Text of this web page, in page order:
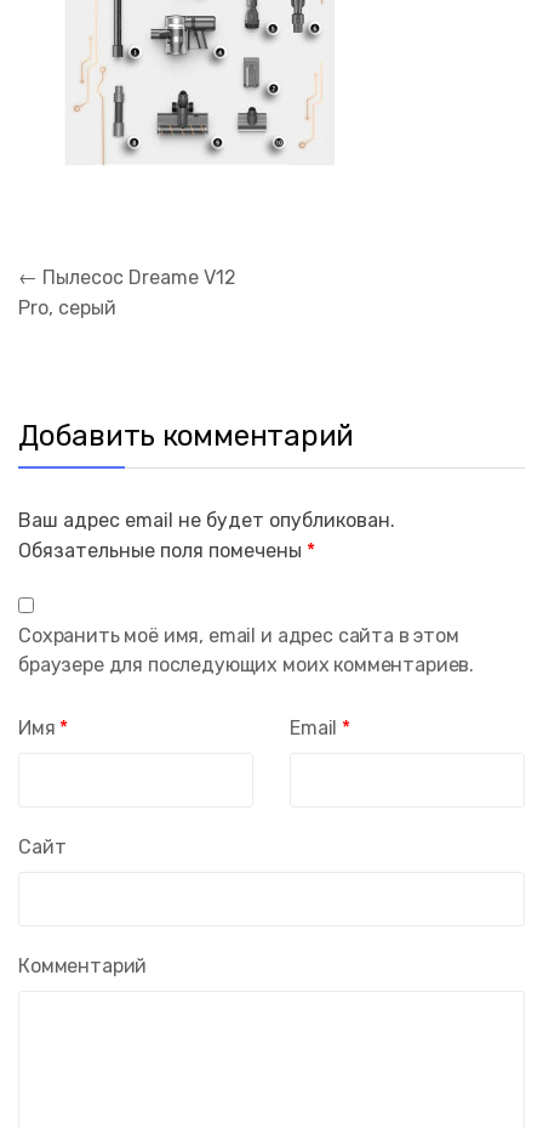
Навигация
по
записям
← Пылесос Dreame V12
Pro, серый
Добавить комментарий
Ваш адрес email не будет опубликован.
Обязательные поля помечены *
Комментарий
Имя * Email *
Сайт
Сохранить моё имя, email и адрес сайта в этом
браузере для последующих моих комментариев.